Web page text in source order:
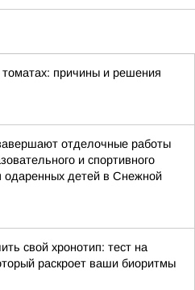
причины и решения
отделочные работы
и спортивного
одаренных детей в Снежной
свой хронотип: тест на
раскроет ваши биоритмы